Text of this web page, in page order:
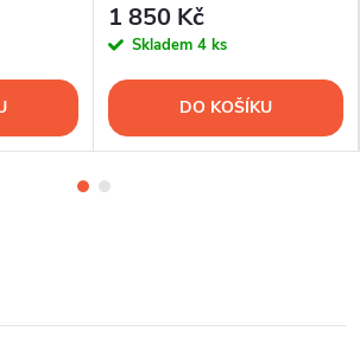
1 850 Kč
Skladem 4 ks
DO KOŠÍKU